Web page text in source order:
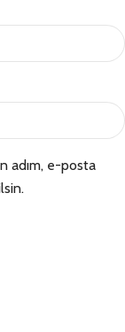
adım, e-posta